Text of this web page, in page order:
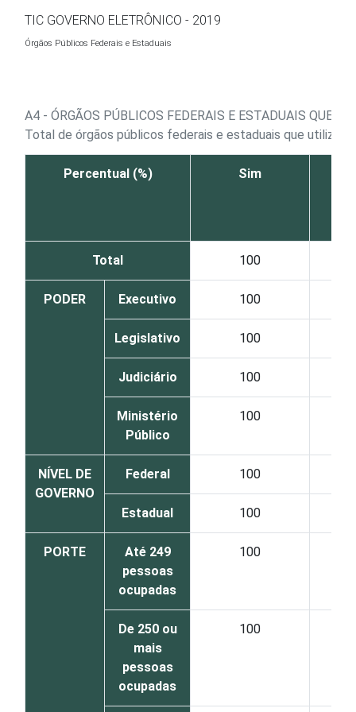
TIC GOVERNO ELETRÔNICO - 2019
Órgãos Públicos Federais e Estaduais
A4 - ÓRGÃOS PÚBLICOS FEDERAIS E ESTADUAIS QUE
Total de órgãos públicos federais e estaduais que utilizam
Percentual (%) Sim
Total 100
PODER Executivo 100
Legislativo 100
Judiciário 100
Ministério
Público
100
NÍVEL DE
GOVERNO
Federal 100
Estadual 100
PORTE
Até 249
pessoas
ocupadas
100
De 250 ou
mais
pessoas
ocupadas
100